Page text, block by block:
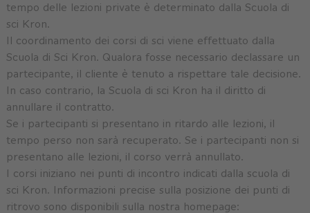
tempo delle lezioni private è determinato dalla Scuola di
sci Kron.
Il coordinamento dei corsi di sci viene effettuato dalla
Scuola di Sci Kron. Qualora fosse necessario declassare un
partecipante, il cliente è tenuto a rispettare tale decisione.
In caso contrario, la Scuola di sci Kron ha il diritto di
annullare il contratto.
Se i partecipanti si presentano in ritardo alle lezioni, il
tempo perso non sarà recuperato. Se i partecipanti non si
presentano alle lezioni, il corso verrà annullato.
I corsi iniziano nei punti di incontro indicati dalla scuola di
sci Kron. Informazioni precise sulla posizione dei punti di
ritrovo sono disponibili sulla nostra homepage: